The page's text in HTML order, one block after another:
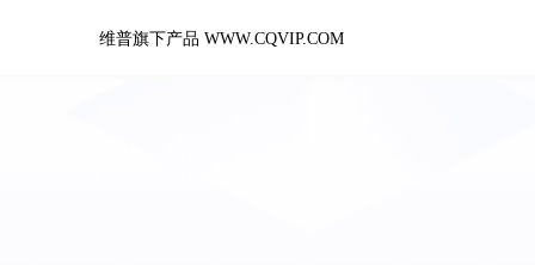
维普旗下产品 WWW.CQVIP.COM